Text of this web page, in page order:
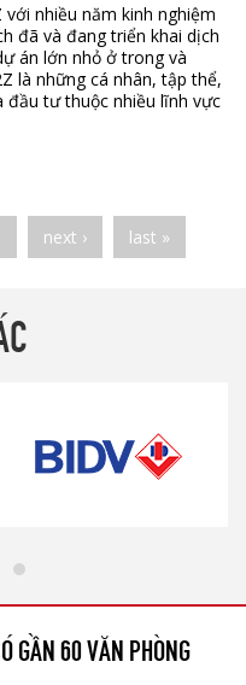
nhiều năm kinh nghiệm
đã và đang triển khai dịch
án lớn nhỏ ở trong và
là những cá nhân, tập thể,
đầu tư thuộc nhiều lĩnh vực
next › last »
GẦN 60 VĂN PHÒNG